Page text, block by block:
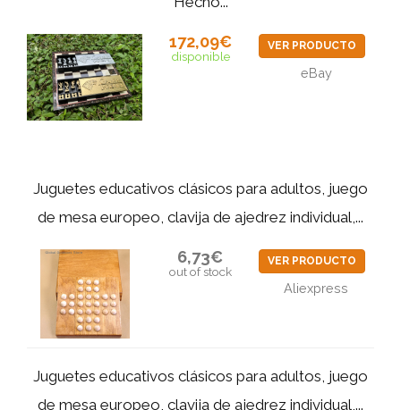
172,09€
disponible
VER PRODUCTO
eBay
Juguetes educativos clásicos para adultos, juego
de mesa europeo, clavija de ajedrez individual,...
6,73€
out of stock
VER PRODUCTO
Aliexpress
Juguetes educativos clásicos para adultos, juego
de mesa europeo, clavija de ajedrez individual,...